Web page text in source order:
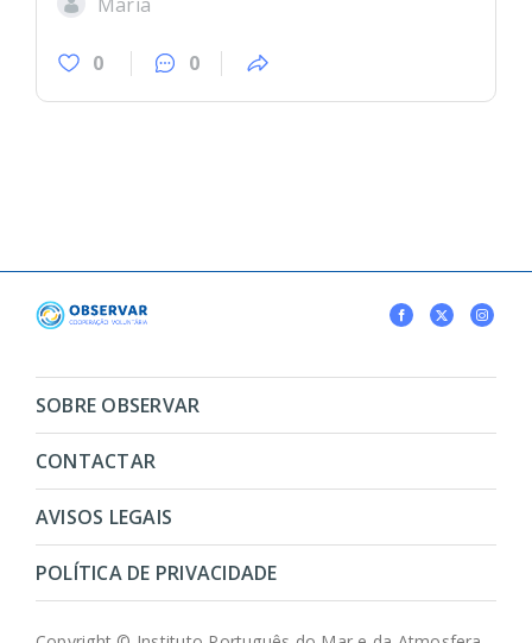
0 0
SOBRE OBSERVAR
CONTACTAR
AVISOS LEGAIS
POLÍTICA DE PRIVACIDADE